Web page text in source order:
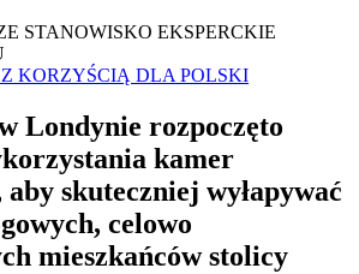
STANOWISKO EKSPERCKIE
KORZYŚCIĄ DLA POLSKI
Londynie rozpoczęto
kamer
skuteczniej wyłapywać
celowo
mieszkańców stolicy